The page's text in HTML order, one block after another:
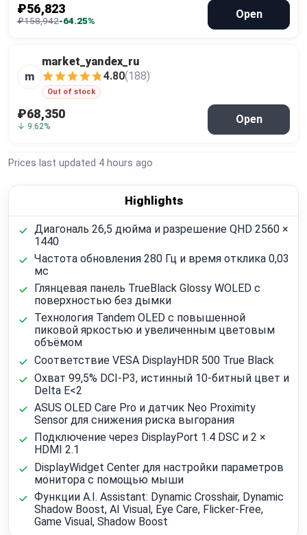
₽56,823
₽158,942-64.25% Open
m
market_yandex_ru
4.80(188)
Out of stock
₽68,350
↓ 9.62%
Open
Prices last updated 4 hours ago
Highlights
Диагональ 26,5 дюйма и разрешение QHD 2560 ×
1440
Частота обновления 280 Гц и время отклика 0,03
мс
Глянцевая панель TrueBlack Glossy WOLED с
поверхностью без дымки
Технология Tandem OLED с повышенной
пиковой яркостью и увеличенным цветовым
объёмом
Соответствие VESA DisplayHDR 500 True Black
Охват 99,5% DCI-P3, истинный 10-битный цвет и
Delta E<2
ASUS OLED Care Pro и датчик Neo Proximity
Sensor для снижения риска выгорания
Подключение через DisplayPort 1.4 DSC и 2 ×
HDMI 2.1
DisplayWidget Center для настройки параметров
монитора с помощью мыши
Функции A.I. Assistant: Dynamic Crosshair, Dynamic
Shadow Boost, AI Visual, Eye Care, Flicker-Free,
Game Visual, Shadow Boost